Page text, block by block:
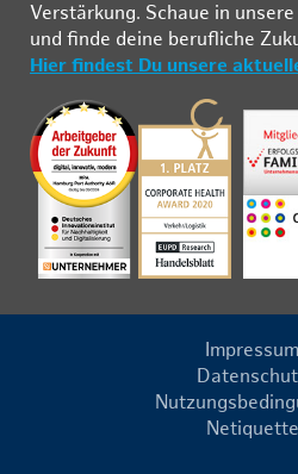
Ver­stär­kung. Schau­e in
und fin­de deine be­ruf­li­che
Hier findest Du unsere
Impressum
Netiquette